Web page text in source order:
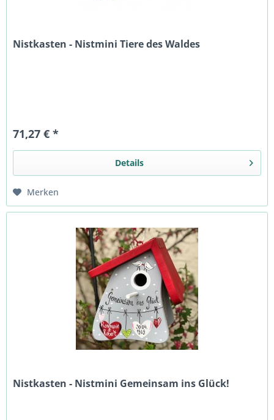
Nistkasten - Nistmini Tiere des Waldes
71,27 € *
Details
Merken
Nistkasten - Nistmini Gemeinsam ins Glück!